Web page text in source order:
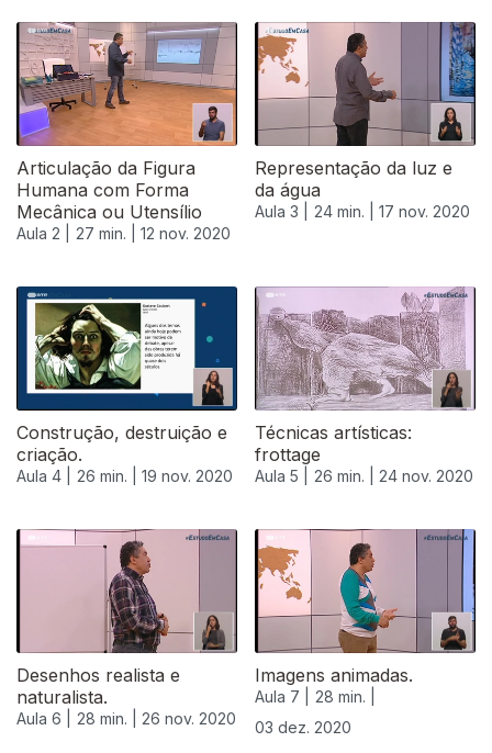
Articulação da Figura
Humana com Forma
Mecânica ou Utensílio
Aula 2 | 27 min. | 12 nov. 2020
Representação da luz e
da água
Aula 3 | 24 min. | 17 nov. 2020
Construção, destruição e
criação.
Aula 4 | 26 min. | 19 nov. 2020
Técnicas artísticas:
frottage
Aula 5 | 26 min. | 24 nov. 2020
Desenhos realista e
naturalista.
Aula 6 | 28 min. | 26 nov. 2020
Imagens animadas.
Aula 7 |
28 min. |
03 dez. 2020